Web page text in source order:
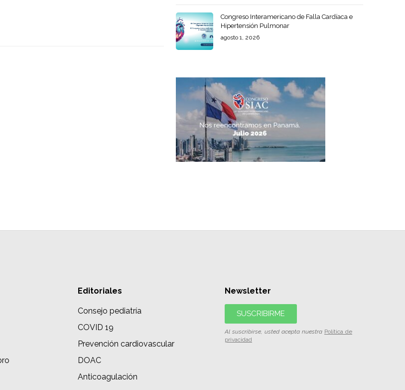
Congreso Interamericano de Falla Cardíaca e
Hipertensión Pulmonar
agosto 1, 2026
Editoriales
Consejo pediatría
COVID 19
Prevención cardiovascular
DOAC
Anticoagulación
Newsletter
SUSCRIBIRME
Al suscribirse, usted acepta nuestra Política de
privacidad